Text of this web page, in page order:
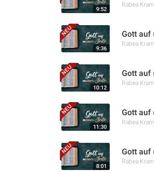
9:52
Rabea
9:36
Gott auf
Rabea
10:12
Gott auf
Rabea
11:30
Gott auf
Rabea
8:01
Gott auf
Rabea